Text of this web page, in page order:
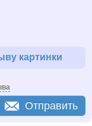
картинки
Отправить